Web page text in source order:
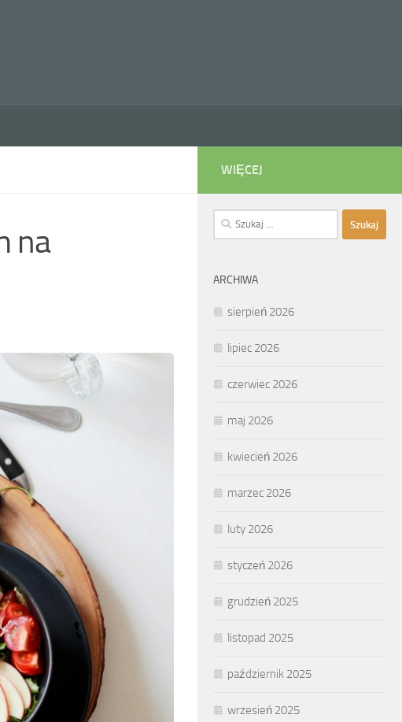
na
WIĘCEJ
Szukaj:
ARCHIWA
sierpień 2026
lipiec 2026
czerwiec 2026
maj 2026
kwiecień 2026
marzec 2026
luty 2026
styczeń 2026
grudzień 2025
listopad 2025
październik 2025
wrzesień 2025